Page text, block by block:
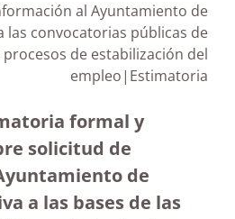
al Ayuntamiento de
las convocatorias públicas de
procesos de estabilización del
empleo|Estimatoria
formal y
solicitud de
de
a las bases de las